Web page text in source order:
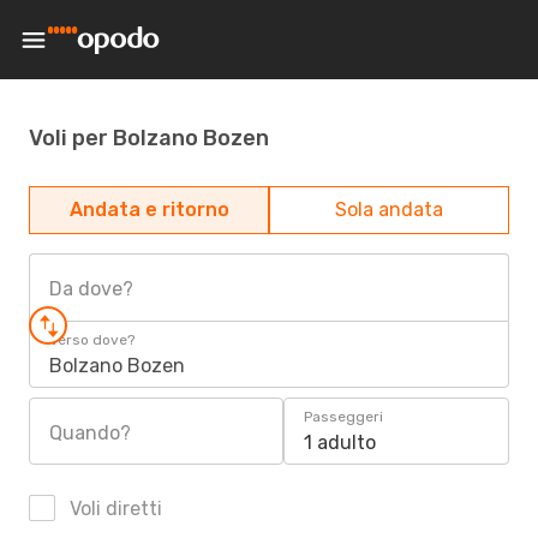
Voli per Bolzano Bozen
Andata e ritorno Sola andata
Da dove?
Verso dove?
Bolzano Bozen
Quando?
Passeggeri
1 adulto
Voli diretti